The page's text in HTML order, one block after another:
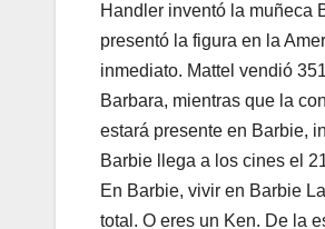
Handler inventó la muñeca
presentó la figura en la
inmediato. Mattel vendió
Barbara, mientras que la
estará presente en Barbie,
Barbie llega a los cines el
En Barbie, vivir en Barbie
total. O eres un Ken. De la